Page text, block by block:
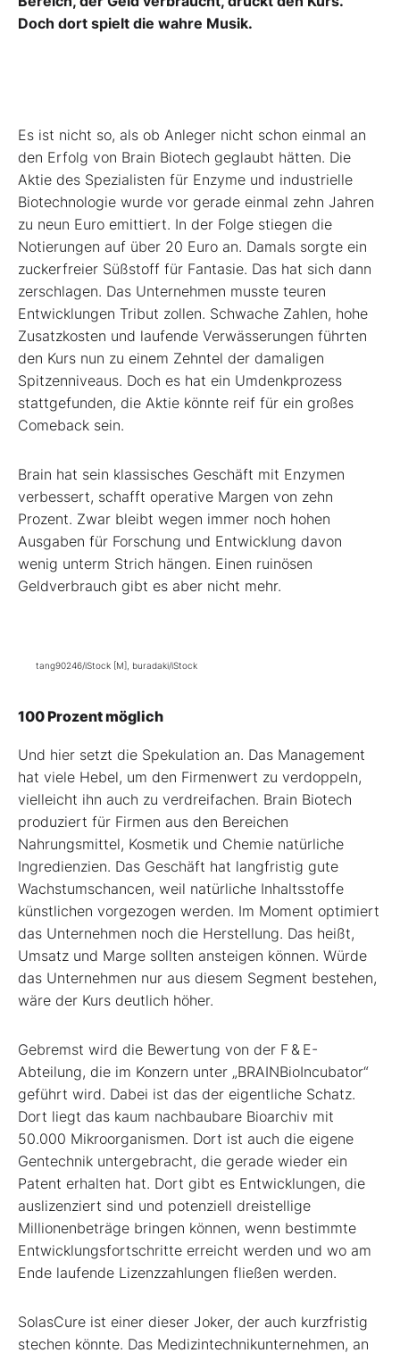
Doch dort spielt die wahre Musik.
Es ist nicht so, als ob Anleger nicht schon einmal an
den Erfolg von Brain Biotech geglaubt hätten. Die
Aktie des Spezialisten für Enzyme und industrielle
Biotechnologie wurde vor gerade einmal zehn Jahren
zu neun Euro emittiert. In der Folge stiegen die
Notierungen auf über 20 Euro an. Damals sorgte ein
zuckerfreier Süßstoff für Fantasie. Das hat sich dann
zerschlagen. Das Unternehmen musste teuren
Entwicklungen Tribut zollen. Schwache Zahlen, hohe
Zusatzkosten und laufende Verwässerungen führten
den Kurs nun zu einem Zehntel der damaligen
Spitzenniveaus. Doch es hat ein Umdenkprozess
stattgefunden, die Aktie könnte reif für ein großes
Comeback sein.
Brain hat sein klassisches Geschäft mit Enzymen
verbessert, schafft operative Margen von zehn
Prozent. Zwar bleibt wegen immer noch hohen
Ausgaben für Forschung und Entwicklung davon
wenig unterm Strich hängen. Einen ruinösen
Geldverbrauch gibt es aber nicht mehr.
tang90246/iStock [M], buradaki/iStock
100 Prozent möglich
Und hier setzt die Spekulation an. Das Management
hat viele Hebel, um den Firmenwert zu verdoppeln,
vielleicht ihn auch zu verdreifachen. Brain Biotech
produziert für Firmen aus den Bereichen
Nahrungsmittel, Kosmetik und Chemie natürliche
Ingredienzien. Das Geschäft hat langfristig gute
Wachstumschancen, weil natürliche Inhaltsstoffe
künstlichen vorgezogen werden. Im Moment optimiert
das Unternehmen noch die Herstellung. Das heißt,
Umsatz und Marge sollten ansteigen können. Würde
das Unternehmen nur aus diesem Segment bestehen,
wäre der Kurs deutlich höher.
Gebremst wird die Bewertung von der F & E-
Abteilung, die im Konzern unter „BRAINBioIncubator“
geführt wird. Dabei ist das der eigentliche Schatz.
Dort liegt das kaum nachbaubare Bioarchiv mit
50.000 Mikroorganismen. Dort ist auch die eigene
Gentechnik untergebracht, die gerade wieder ein
Patent erhalten hat. Dort gibt es Entwicklungen, die
auslizenziert sind und potenziell dreistellige
Millionenbeträge bringen können, wenn bestimmte
Entwicklungsfortschritte erreicht werden und wo am
Ende laufende Lizenzzahlungen fließen werden.
SolasCure ist einer dieser Joker, der auch kurzfristig
stechen könnte. Das Medizintechnikunternehmen, an